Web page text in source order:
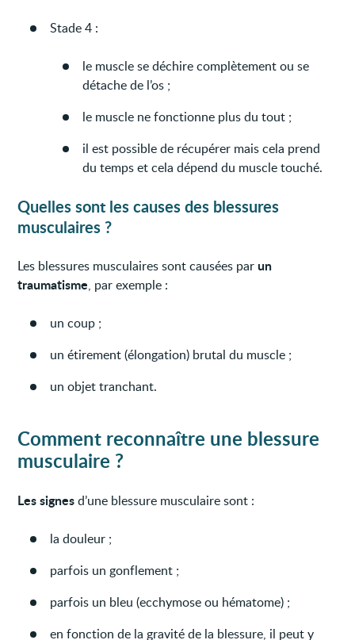
Stade 4 :
le muscle se déchire complètement ou se
détache de l’os ;
le muscle ne fonctionne plus du tout ;
il est possible de récupérer mais cela prend
du temps et cela dépend du muscle touché.
Quelles sont les causes des blessures
musculaires ?
Les blessures musculaires sont causées par un
traumatisme, par exemple :
un coup ;
un étirement (élongation) brutal du muscle ;
un objet tranchant.
Comment reconnaître une blessure
musculaire ?
Les signesd’une blessure musculaire sont :
la douleur ;
parfois un gonflement ;
parfois un bleu (ecchymose ou hématome) ;
en fonction de la gravité de la blessure, il peut y